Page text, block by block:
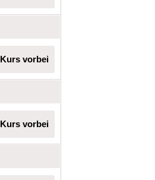
Kurs vorbei
Kurs vorbei